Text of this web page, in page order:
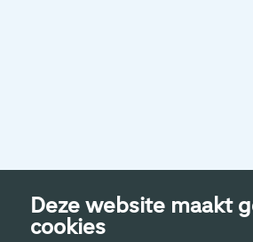
Deze website maakt
cookies